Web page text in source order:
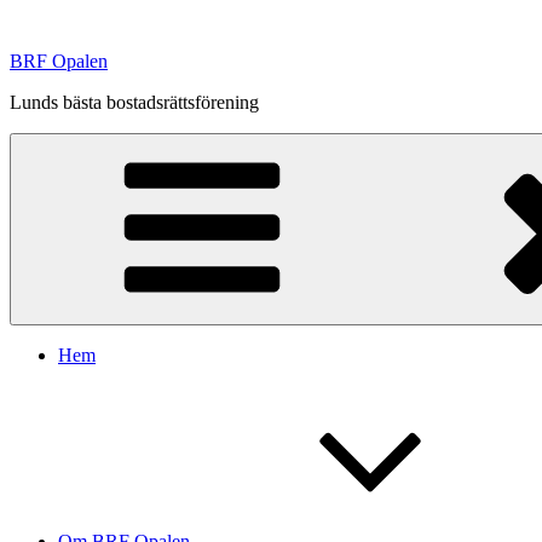
innehåll
BRF Opalen
Lunds bästa bostadsrättsförening
Hem